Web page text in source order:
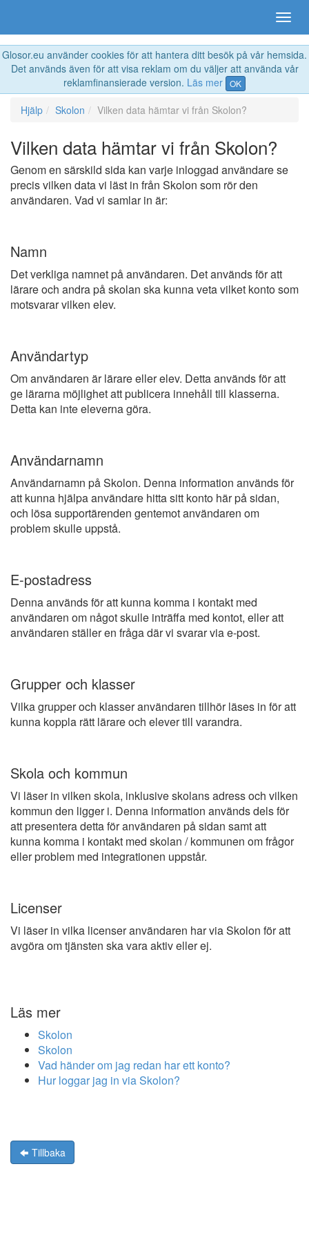
Glosor.eu använder cookies för att hantera ditt besök på vår hemsida.
Det används även för att visa reklam om du väljer att använda vår
reklamfinansierade version. Läs mer OK
Hjälp Skolon Vilken data hämtar vi från Skolon?
Vilken data hämtar vi från Skolon?
Genom en särskild sida kan varje inloggad användare se
precis vilken data vi läst in från Skolon som rör den
användaren. Vad vi samlar in är:
Namn
Det verkliga namnet på användaren. Det används för att
lärare och andra på skolan ska kunna veta vilket konto som
motsvarar vilken elev.
Användartyp
Om användaren är lärare eller elev. Detta används för att
ge lärarna möjlighet att publicera innehåll till klasserna.
Detta kan inte eleverna göra.
Användarnamn
Användarnamn på Skolon. Denna information används för
att kunna hjälpa användare hitta sitt konto här på sidan,
och lösa supportärenden gentemot användaren om
problem skulle uppstå.
E-postadress
Denna används för att kunna komma i kontakt med
användaren om något skulle inträffa med kontot, eller att
användaren ställer en fråga där vi svarar via e-post.
Grupper och klasser
Vilka grupper och klasser användaren tillhör läses in för att
kunna koppla rätt lärare och elever till varandra.
Skola och kommun
Vi läser in vilken skola, inklusive skolans adress och vilken
kommun den ligger i. Denna information används dels för
att presentera detta för användaren på sidan samt att
kunna komma i kontakt med skolan / kommunen om frågor
eller problem med integrationen uppstår.
Licenser
Vi läser in vilka licenser användaren har via Skolon för att
avgöra om tjänsten ska vara aktiv eller ej.
Läs mer
Skolon
Skolon
Vad händer om jag redan har ett konto?
Hur loggar jag in via Skolon?
Tillbaka